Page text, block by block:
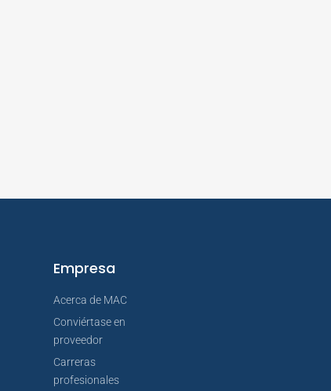
Empresa
Acerca de MAC
Conviértase en
proveedor
Carreras
profesionales